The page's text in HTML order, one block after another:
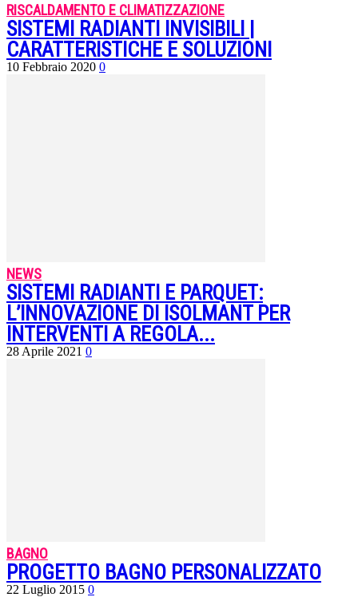
RISCALDAMENTO E CLIMATIZZAZIONE
SISTEMI RADIANTI INVISIBILI |
CARATTERISTICHE E SOLUZIONI
10 Febbraio 2020 0
NEWS
SISTEMI RADIANTI E PARQUET:
L’INNOVAZIONE DI ISOLMANT PER
INTERVENTI A REGOLA...
28 Aprile 2021 0
BAGNO
PROGETTO BAGNO PERSONALIZZATO
22 Luglio 2015 0